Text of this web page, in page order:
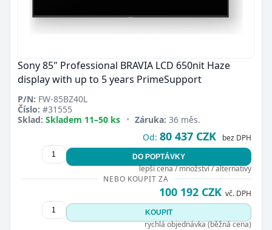
Sony 85" Professional BRAVIA LCD 650nit Haze
display with up to 5 years PrimeSupport
P/N: FW-85BZ40L
Číslo: #31555
Sklad: Skladem 11–50 ks • Záruka: 36 měs.
Od: 80 437 CZK bez DPH
DO POPTÁVKY
lepší cena / množství / alternativy
NEBO KOUPIT ZA
100 192 CZK vč. DPH
KOUPIT
rychlá objednávka (běžná cena)